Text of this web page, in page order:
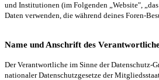
und Institutionen (im Folgenden „Website",
Daten verwenden, die während deines Foren-
Name und Anschrift des
Der Verantwortliche im Sinne der Datenschutz-
nationaler Datenschutzgesetze der